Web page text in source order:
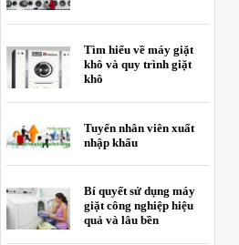
Tìm hiểu về máy giặt
khô và quy trình giặt
khô
Tuyển nhân viên xuất
nhập khẩu
Bí quyết sử dụng máy
giặt công nghiệp hiệu
quả và lâu bền